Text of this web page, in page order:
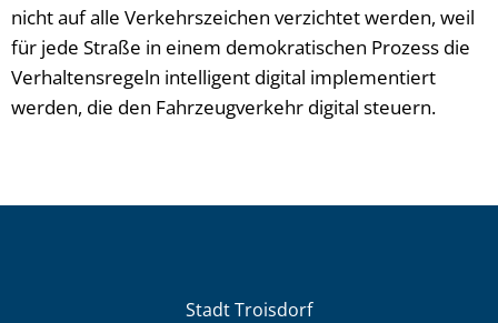
nicht auf alle Verkehrszeichen verzichtet werden, weil
für jede Straße in einem demokratischen Prozess die
Verhaltensregeln intelligent digital implementiert
werden, die den Fahrzeugverkehr digital steuern.
Stadt Troisdorf